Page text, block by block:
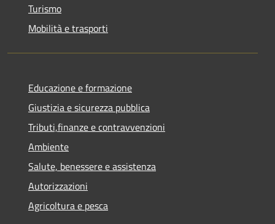
Turismo
Mobilità e trasporti
Educazione e formazione
Giustizia e sicurezza pubblica
Tributi,finanze e contravvenzioni
Ambiente
Salute, benessere e assistenza
Autorizzazioni
Agricoltura e pesca